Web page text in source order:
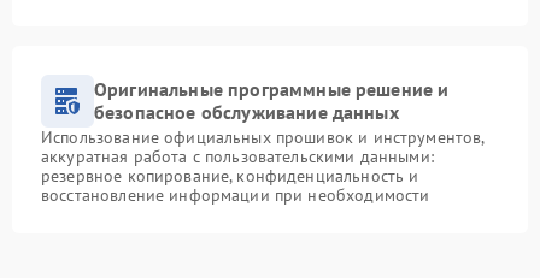
Оригинальные программные решение и
безопасное обслуживание данных
Использование официальных прошивок и инструментов,
аккуратная работа с пользовательскими данными:
резервное копирование, конфиденциальность и
восстановление информации при необходимости